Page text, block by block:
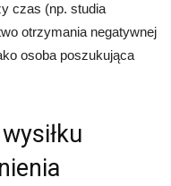
czas (np. studia
otrzymania negatywnej
osoba poszukująca